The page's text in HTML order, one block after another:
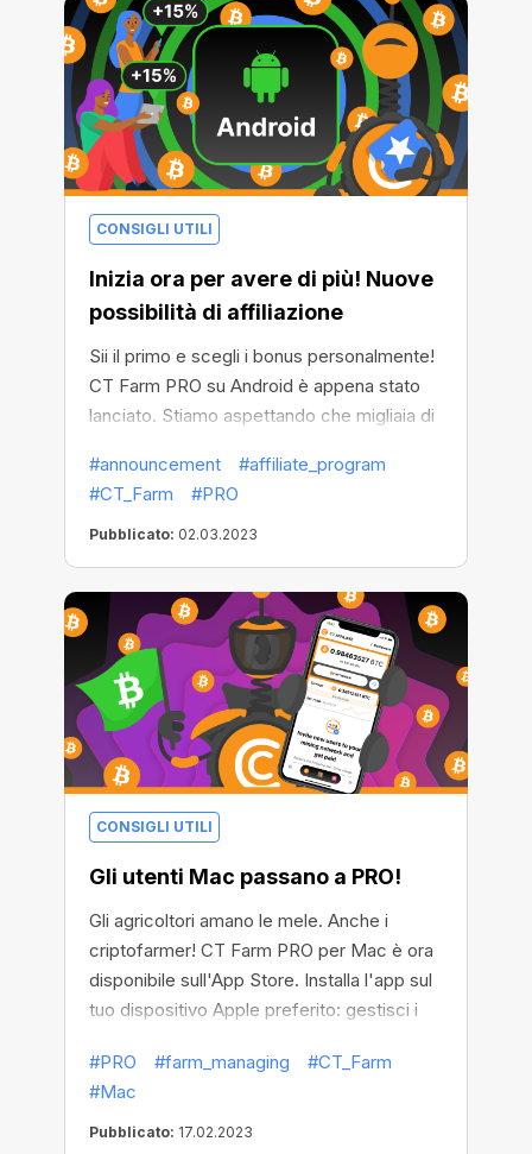
CONSIGLI UTILI
Inizia ora per avere di più! Nuove
possibilità di affiliazione
Sii il primo e scegli i bonus personalmente!
CT Farm PRO su Android è appena stato
lanciato. Stiamo aspettando che migliaia di
comunità e vogliamo che tu diventi la loro
guida. In cambio, come al solito, otterrai un
bonus pari al 15% dei profitti delle persone
che hai segnalato!
#announcement
#affiliate_program
#CT_Farm
#PRO
Pubblicato: 02.03.2023
CONSIGLI UTILI
Gli utenti Mac passano a PRO!
Gli agricoltori amano le mele. Anche i
criptofarmer! CT Farm PRO per Mac è ora
disponibile sull'App Store. Installa l'app sul
tuo dispositivo Apple preferito: gestisci i
senza limiti.
#PRO #farm_managing
#CT_Farm
#Mac
Pubblicato: 17.02.2023